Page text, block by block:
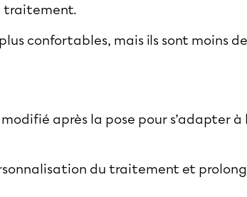
traitement.
confortables, mais ils sont moins
après la pose pour s’adapter
du traitement et